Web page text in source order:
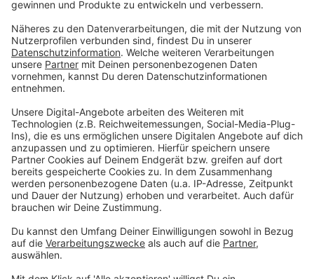
Die Päckchen in Olivenöl von beiden Seiten
braten. Mit Salz und Pfeffer würzen.
Mangold:
Den geputzten Mangold (Stiele und Blätter
und sofort in Eiswasser abschrecken.
Auf einem sauberen Küchenhandtuch trocken
legen und am besten etwas ausdrücken.
Schalotte und Knoblauch schälen und in feine
Würfel schneiden. In einem Topf die Butter
zerlassen, Schalotten- und Knoblauchwürfel darin
Mit der Sahne ablöschen und kurz durchkochen,
bis eine dicke Béchamelsauce entsteht. Darin die